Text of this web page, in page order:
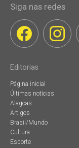
Siga nas redes
Editorias
Página inicial
Últimas notícias
Alagoas
Artigos
Brasil/Mundo
Cultura
Esporte